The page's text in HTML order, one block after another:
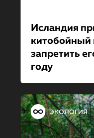
Исландия
китобойный
запретить
году
ЭКОЛОГИЯ